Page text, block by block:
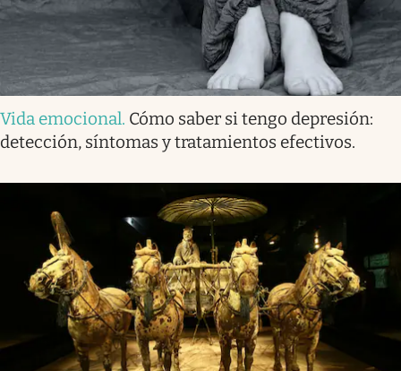
Vida emocional. Cómo saber si tengo depresión:
detección, síntomas y tratamientos efectivos.